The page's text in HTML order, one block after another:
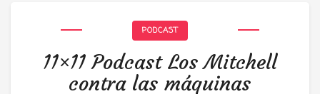
PODCAST
11×11 Podcast Los Mitchell
contra las máquinas